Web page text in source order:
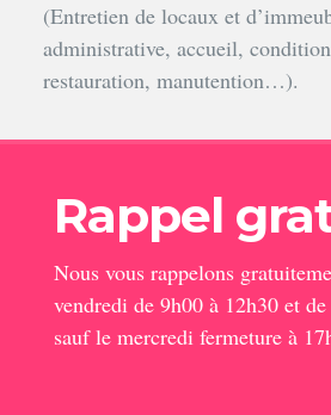
(Entretien de locaux et
administrative, accueil,
restauration, manutention…).
Rappel
Nous vous rappelons
vendredi de 9h00 à 12h30 et
sauf le mercredi fermeture à